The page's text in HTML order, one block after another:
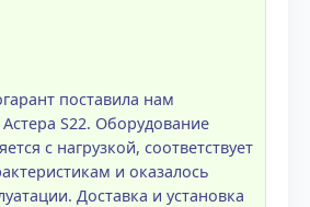
поставила нам
S22. Оборудование
с нагрузкой, соответствует
и оказалось
Доставка и установка